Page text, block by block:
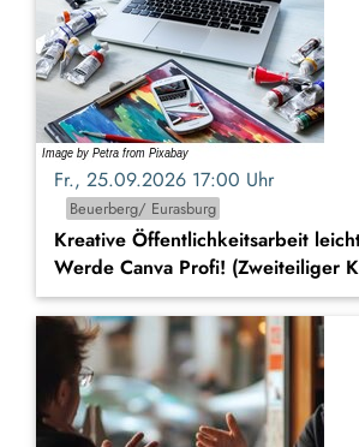
Fr., 25.09.2026 17:00 Uhr
Beuerberg/ Eurasburg
Kreative Öffentlichkeitsarbeit
Werde Canva Profi! (Zweiteiliger